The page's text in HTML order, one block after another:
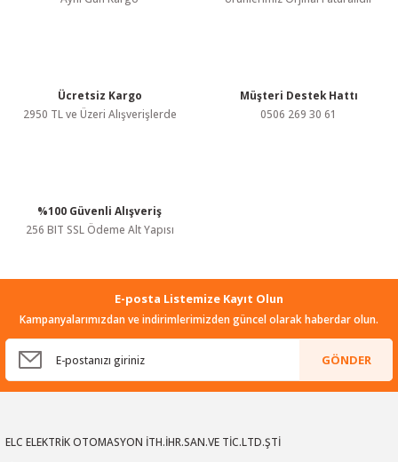
Bu ürüne benzer farklı alternatifler olmalı.
Ücretsiz Kargo
2950 TL ve Üzeri Alışverişlerde
Müşteri Destek Hattı
0506 269 30 61
%100 Güvenli Alışveriş
256 BIT SSL Ödeme Alt Yapısı
E-posta Listemize Kayıt Olun
Kampanyalarımızdan ve indirimlerimizden güncel olarak haberdar olun.
GÖNDER
ELC ELEKTRİK OTOMASYON İTH.İHR.SAN.VE TİC.LTD.ŞTİ